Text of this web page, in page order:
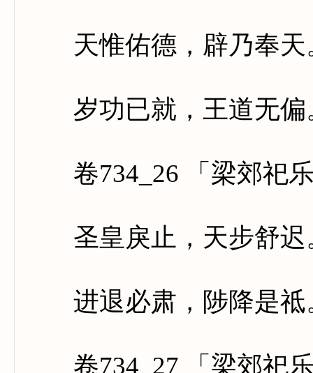
天惟佑德，辟乃奉天
岁功已就，王道无偏
卷734_26 「梁郊祀乐
圣皇戾止，天步舒迟
进退必肃，陟降是祗
卷734_27 「梁郊祀乐